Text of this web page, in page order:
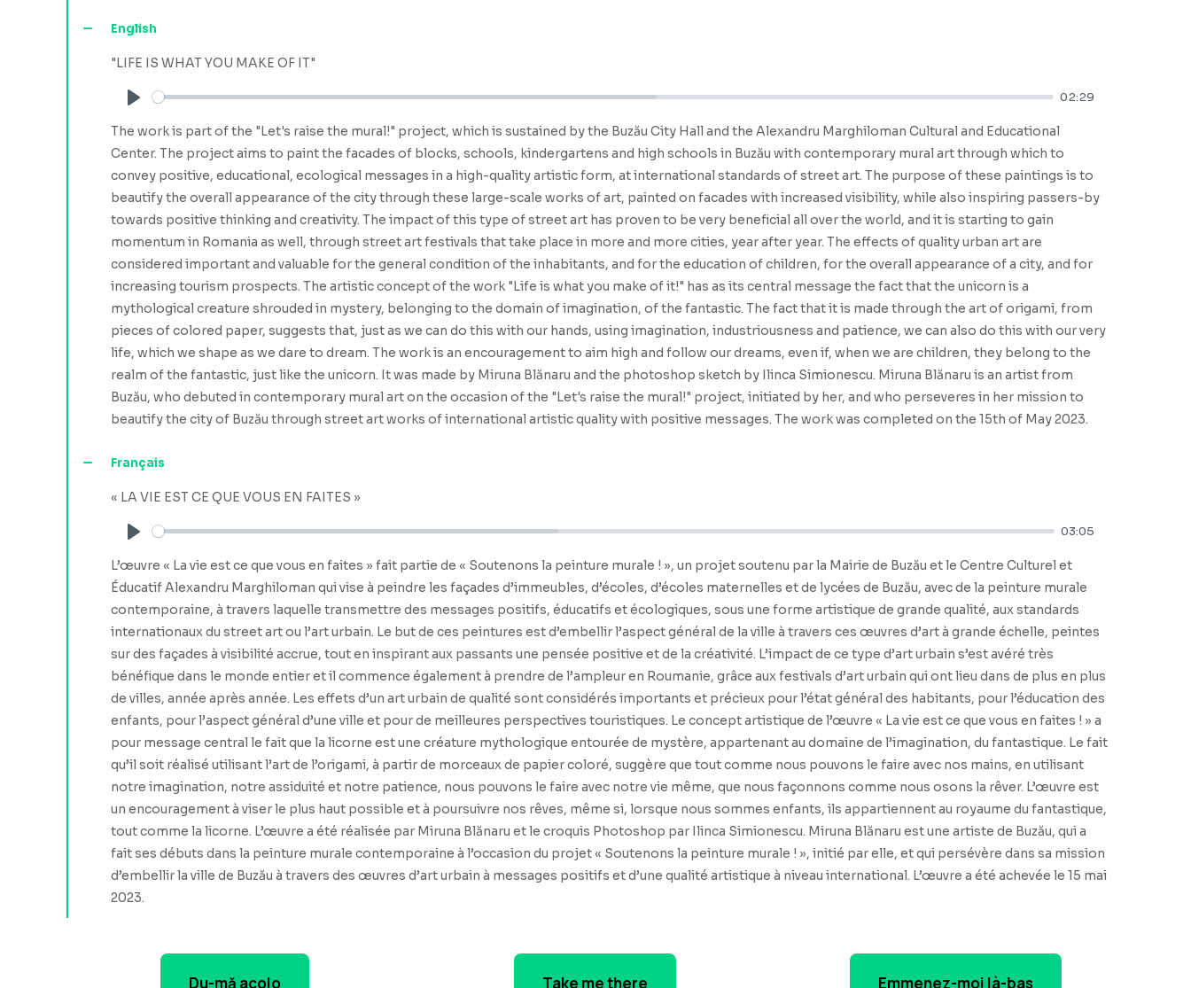
English
"LIFE IS WHAT YOU MAKE OF IT"
Play
02:29
The work is part of the "Let's raise the mural!" project, which is sustained by the Buzău City Hall and the Alexandru Marghiloman Cultural and Educational
Center. The project aims to paint the facades of blocks, schools, kindergartens and high schools in Buzău with contemporary mural art through which to
convey positive, educational, ecological messages in a high-quality artistic form, at international standards of street art. The purpose of these paintings is to
beautify the overall appearance of the city through these large-scale works of art, painted on facades with increased visibility, while also inspiring passers-by
towards positive thinking and creativity. The impact of this type of street art has proven to be very beneficial all over the world, and it is starting to gain
momentum in Romania as well, through street art festivals that take place in more and more cities, year after year. The effects of quality urban art are
considered important and valuable for the general condition of the inhabitants, and for the education of children, for the overall appearance of a city, and for
increasing tourism prospects. The artistic concept of the work "Life is what you make of it!" has as its central message the fact that the unicorn is a
mythological creature shrouded in mystery, belonging to the domain of imagination, of the fantastic. The fact that it is made through the art of origami, from
pieces of colored paper, suggests that, just as we can do this with our hands, using imagination, industriousness and patience, we can also do this with our very
life, which we shape as we dare to dream. The work is an encouragement to aim high and follow our dreams, even if, when we are children, they belong to the
realm of the fantastic, just like the unicorn. It was made by Miruna Blănaru and the photoshop sketch by Ilinca Simionescu. Miruna Blănaru is an artist from
Buzău, who debuted in contemporary mural art on the occasion of the "Let's raise the mural!" project, initiated by her, and who perseveres in her mission to
beautify the city of Buzău through street art works of international artistic quality with positive messages. The work was completed on the 15th of May 2023.
Français
« LA VIE EST CE QUE VOUS EN FAITES »
Play
03:05
L’œuvre « La vie est ce que vous en faites » fait partie de « Soutenons la peinture murale ! », un projet soutenu par la Mairie de Buzău et le Centre Culturel et
Éducatif Alexandru Marghiloman qui vise à peindre les façades d’immeubles, d’écoles, d’écoles maternelles et de lycées de Buzău, avec de la peinture murale
contemporaine, à travers laquelle transmettre des messages positifs, éducatifs et écologiques, sous une forme artistique de grande qualité, aux standards
internationaux du street art ou l’art urbain. Le but de ces peintures est d’embellir l’aspect général de la ville à travers ces œuvres d’art à grande échelle, peintes
sur des façades à visibilité accrue, tout en inspirant aux passants une pensée positive et de la créativité. L’impact de ce type d’art urbain s’est avéré très
bénéfique dans le monde entier et il commence également à prendre de l’ampleur en Roumanie, grâce aux festivals d’art urbain qui ont lieu dans de plus en plus
de villes, année après année. Les effets d’un art urbain de qualité sont considérés importants et précieux pour l’état général des habitants, pour l’éducation des
enfants, pour l’aspect général d’une ville et pour de meilleures perspectives touristiques. Le concept artistique de l’œuvre « La vie est ce que vous en faites ! » a
pour message central le fait que la licorne est une créature mythologique entourée de mystère, appartenant au domaine de l’imagination, du fantastique. Le fait
qu’il soit réalisé utilisant l’art de l’origami, à partir de morceaux de papier coloré, suggère que tout comme nous pouvons le faire avec nos mains, en utilisant
notre imagination, notre assiduité et notre patience, nous pouvons le faire avec notre vie même, que nous façonnons comme nous osons la rêver. L’œuvre est
un encouragement à viser le plus haut possible et à poursuivre nos rêves, même si, lorsque nous sommes enfants, ils appartiennent au royaume du fantastique,
tout comme la licorne. L’œuvre a été réalisée par Miruna Blănaru et le croquis Photoshop par Ilinca Simionescu. Miruna Blănaru est une artiste de Buzău, qui a
fait ses débuts dans la peinture murale contemporaine à l’occasion du projet « Soutenons la peinture murale ! », initié par elle, et qui persévère dans sa mission
d’embellir la ville de Buzău à travers des œuvres d’art urbain à messages positifs et d’une qualité artistique à niveau international. L’œuvre a été achevée le 15 mai
2023.
Du-mă acolo Take me there Emmenez-moi là-bas